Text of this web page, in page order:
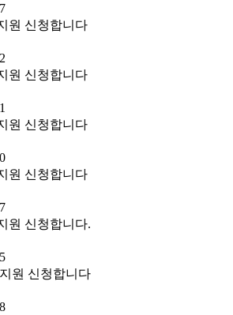
원 신청합니다
원 신청합니다
원 신청합니다
원 신청합니다
원 신청합니다.
원 신청합니다